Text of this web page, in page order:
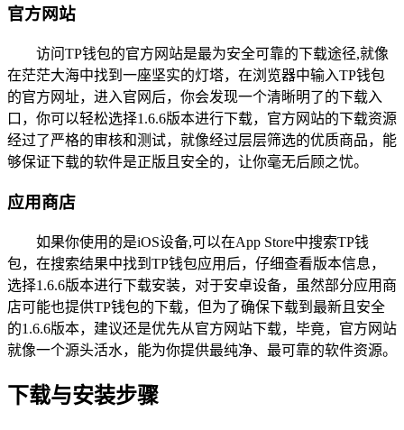
官方网站
访问TP钱包的官方网站是最为安全可靠的下载途径,就像
在茫茫大海中找到一座坚实的灯塔，在浏览器中输入TP钱包
的官方网址，进入官网后，你会发现一个清晰明了的下载入
口，你可以轻松选择1.6.6版本进行下载，官方网站的下载资源
经过了严格的审核和测试，就像经过层层筛选的优质商品，能
够保证下载的软件是正版且安全的，让你毫无后顾之忧。
应用商店
如果你使用的是iOS设备,可以在App Store中搜索TP钱
包，在搜索结果中找到TP钱包应用后，仔细查看版本信息，
选择1.6.6版本进行下载安装，对于安卓设备，虽然部分应用商
店可能也提供TP钱包的下载，但为了确保下载到最新且安全
的1.6.6版本，建议还是优先从官方网站下载，毕竟，官方网站
就像一个源头活水，能为你提供最纯净、最可靠的软件资源。
下载与安装步骤